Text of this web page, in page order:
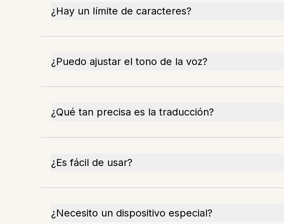
¿Hay un límite de caracteres?
¿Puedo ajustar el tono de la voz?
¿Qué tan precisa es la traducción?
¿Es fácil de usar?
¿Necesito un dispositivo especial?